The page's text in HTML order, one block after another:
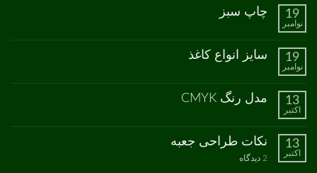
19
نوامبر
چاپ سبز
چاپ
ثبت
نشده
19
نوامبر
سایز انواع کاغذ
سایز
نشده
13
اکتبر
مدل رنگ CMYK
مدل
CMYK
ثبت
نشده
13
اکتبر
نکات طراحی جعبه
2 دیدگاه
برای